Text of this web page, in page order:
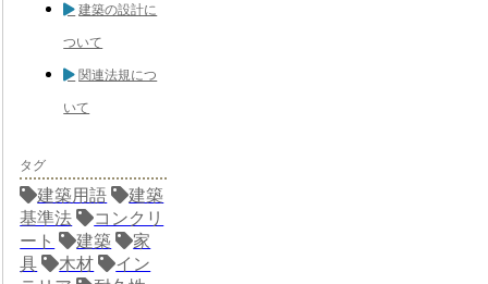
建築の設計に
ついて
関連法規につ
いて
タグ
建築用語
建築
基準法
コンクリ
ート
建築
家
具
木材
イン